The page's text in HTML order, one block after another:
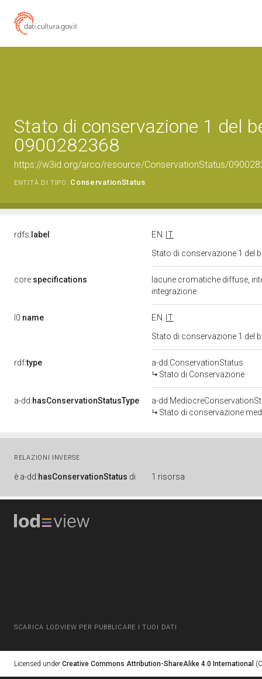
Stato di conservazione 1 del
0900282368
https://w3id.org/arco/resource/ConservationStatus/
ENTITÀ DI TIPO: ConservationStatus
rdfs: label EN
IT
Stato di conservazione 1 del
core:specifications
lacune cromatiche diffuse,
integrazione
l0:name EN
IT
Stato di conservazione 1 del
rdf:type
a-dd:ConservationStatus
Stato di Conservazione
a-dd:hasConservationStatusType
a-
Stato di conservazione
RELAZIONI INVERSE
è a-dd:hasConservationStatus di 1 risorsa
SCARICA LODVIEW PER PUBBLICARE I TUOI DATI
Licensed under Creative Commons Attribution-ShareAlike 4.0 International